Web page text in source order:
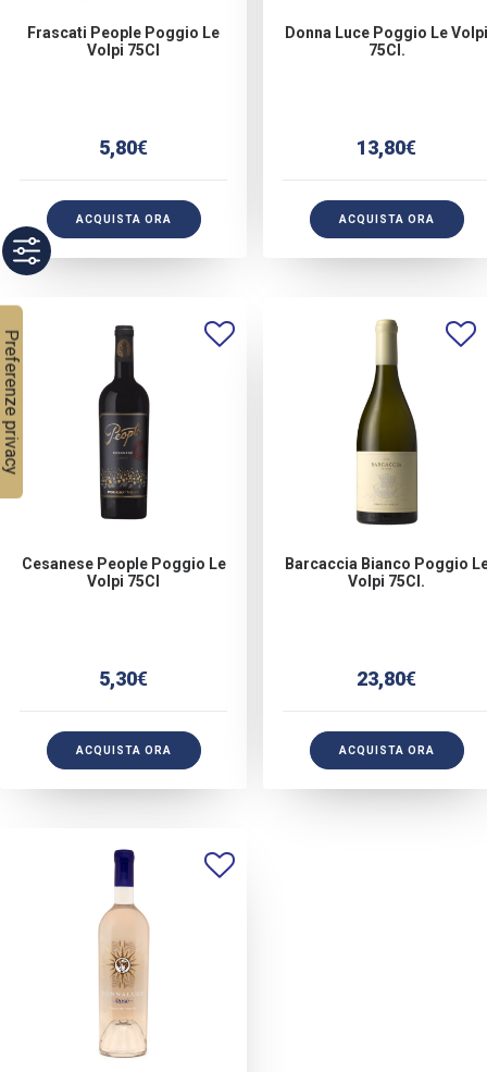
Frascati People Poggio Le
Volpi 75Cl
5,80€
ACQUISTA ORA
Donna Luce Poggio Le Volpi
75Cl.
13,80€
ACQUISTA ORA
Cesanese People Poggio Le
Volpi 75Cl
5,30€
ACQUISTA ORA
Barcaccia Bianco Poggio
Volpi 75Cl.
23,80€
ACQUISTA ORA